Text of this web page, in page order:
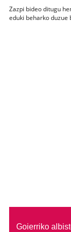
Zazpi bideo ditugu
eduki beharko duzue
Goierriko